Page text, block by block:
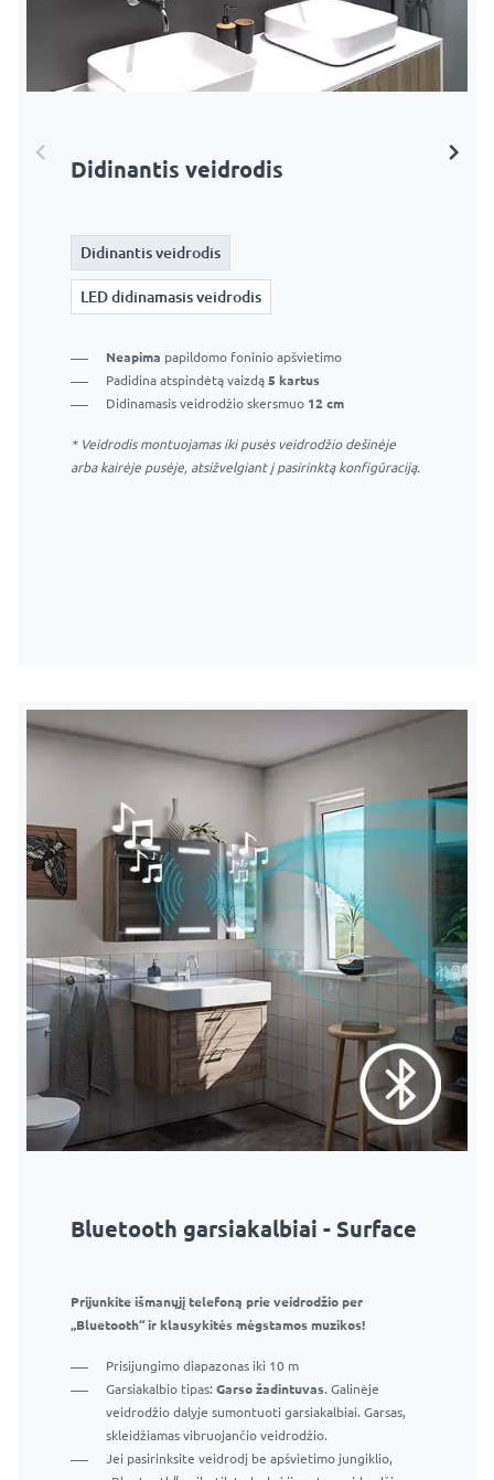
Didinantis veidrodis
Didinantis veidrodis
LED didinamasis veidrodis
Neapima papildomo foninio apšvietimo
Padidina atspindėtą vaizdą 5 kartus
Didinamasis veidrodžio skersmuo 12 cm
* Veidrodis montuojamas iki pusės veidrodžio dešinėje
arba kairėje pusėje, atsižvelgiant į pasirinktą konfigūraciją.
LED didinamasis veidrodis
Didinantis veidrodis
LED didinamasis veidrodis
LED didinamasis veidrodis be jutiklinio jungiklio –
veidrodžio apšvietimas įsijungs kartu su pagrindinio
veidrodžio apšvietimu.
Puikus makiažo sprendimas
Apimapapildomą šviesos žiedąaplink didinamąjį
Bluetooth garsiakalbiai - Surface
Prijunkite išmanųjį telefoną prie veidrodžio per
„Bluetooth“ ir klausykitės mėgstamos muzikos!
Prisijungimo diapazonas iki 10 m
Garsiakalbio tipas: Garso žadintuvas. Galinėje
veidrodžio dalyje sumontuoti garsiakalbiai. Garsas,
skleidžiamas vibruojančio veidrodžio.
Jei pasirinksite veidrodį be apšvietimo jungiklio,